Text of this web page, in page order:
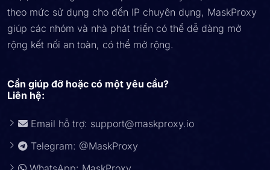
theo mức sử dụng cho đến IP chuyên dụng, MaskProxy
giúp các nhóm và nhà phát triển có thể dễ dàng mở
rộng kết nối an toàn, có thể mở rộng.
Cần giúp đỡ hoặc có một yêu cầu?
Liên hệ:
Email hỗ trợ:
support@maskproxy.io
Telegram: @MaskProxy
WhatsApp: MaskProxy